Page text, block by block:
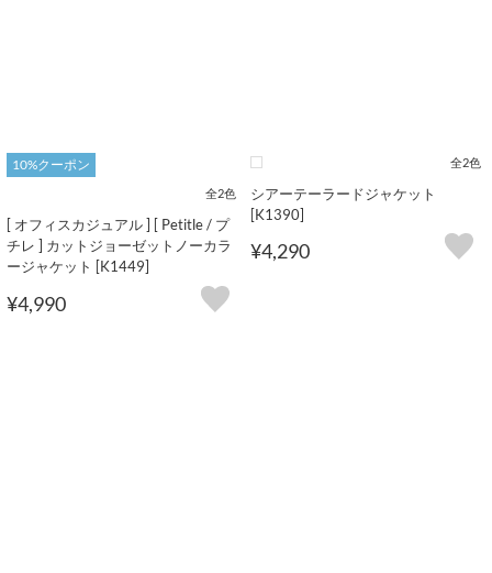
10%クーポン
全2色
[ オフィスカジュアル ] [ Petitle / プ
チレ ] カットジョーゼットノーカラ
ージャケット [K1449]
¥4,990
全2色
シアーテーラードジャケット
[K1390]
¥4,290